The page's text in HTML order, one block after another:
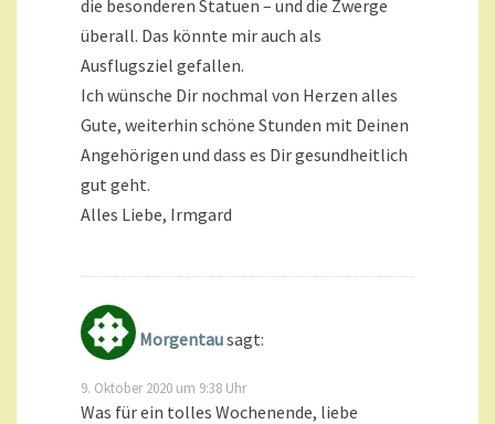
die besonderen Statuen – und die Zwerge
überall. Das könnte mir auch als
Ausflugsziel gefallen.
Ich wünsche Dir nochmal von Herzen alles
Gute, weiterhin schöne Stunden mit Deinen
Angehörigen und dass es Dir gesundheitlich
gut geht.
Alles Liebe, Irmgard
Morgentausagt:
9. Oktober 2020 um 9:38 Uhr
Was für ein tolles Wochenende, liebe